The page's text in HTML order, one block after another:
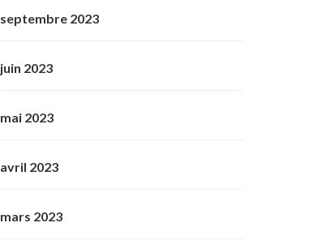
septembre 2023
juin 2023
mai 2023
avril 2023
mars 2023